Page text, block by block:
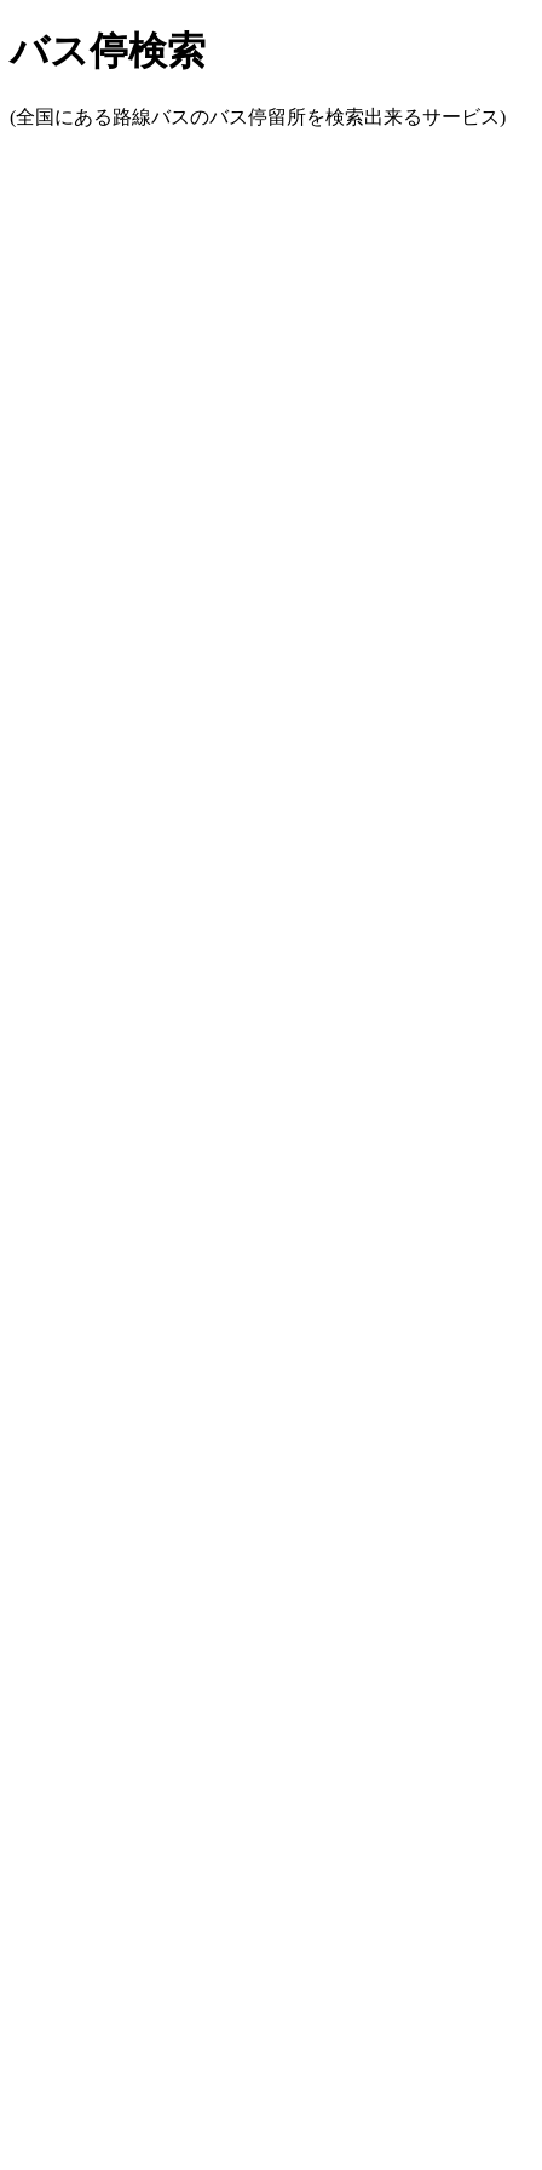
バス停検索
(全国にある路線バスのバス停留所を検索出来るサービス)